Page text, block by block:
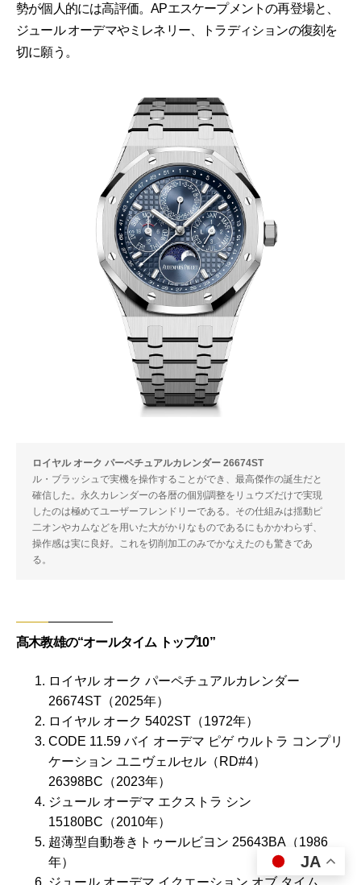
勢が個人的には高評価。APエスケープメントの再登場と、
ジュール オーデマやミレネリー、トラディションの復刻を
切に願う。
ロイヤル オーク パーペチュアルカレンダー 26674ST
ル・ブラッシュで実機を操作することができ、最高傑作の誕生だと
確信した。永久カレンダーの各暦の個別調整をリュウズだけで実現
したのは極めてユーザーフレンドリーである。その仕組みは揺動ピ
二オンやカムなどを用いた大がかりなものであるにもかかわらず、
操作感は実に良好。これを切削加工のみでかなえたのも驚きであ
る。
髙木教雄の“オールタイム トップ10”
ロイヤル オーク パーペチュアルカレンダー
26674ST（2025年）
ロイヤル オーク 5402ST（1972年）
CODE 11.59 バイ オーデマ ピゲ ウルトラ コンプリ
ケーション ユニヴェルセル（RD#4）
26398BC（2023年）
ジュール オーデマ エクストラ シン
15180BC（2010年）
超薄型自動巻きトゥールビヨン 25643BA（1986
年）
ジュール オーデマ イクエーション オブ タイム
JA